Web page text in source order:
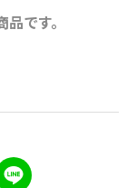
です。